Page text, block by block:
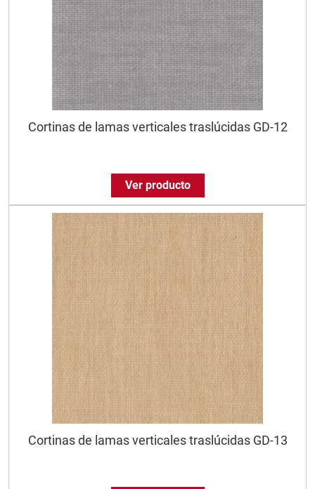
Cortinas de lamas verticales traslúcidas GD-12
Ver producto
Cortinas de lamas verticales traslúcidas GD-13